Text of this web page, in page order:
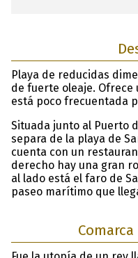
Playa de reducidas
de fuerte oleaje. Ofrece
está poco frecuentada
Situada junto al Puerto
separa de la playa de
cuenta con un
derecho hay una gran
al lado está el faro de
paseo marítimo que